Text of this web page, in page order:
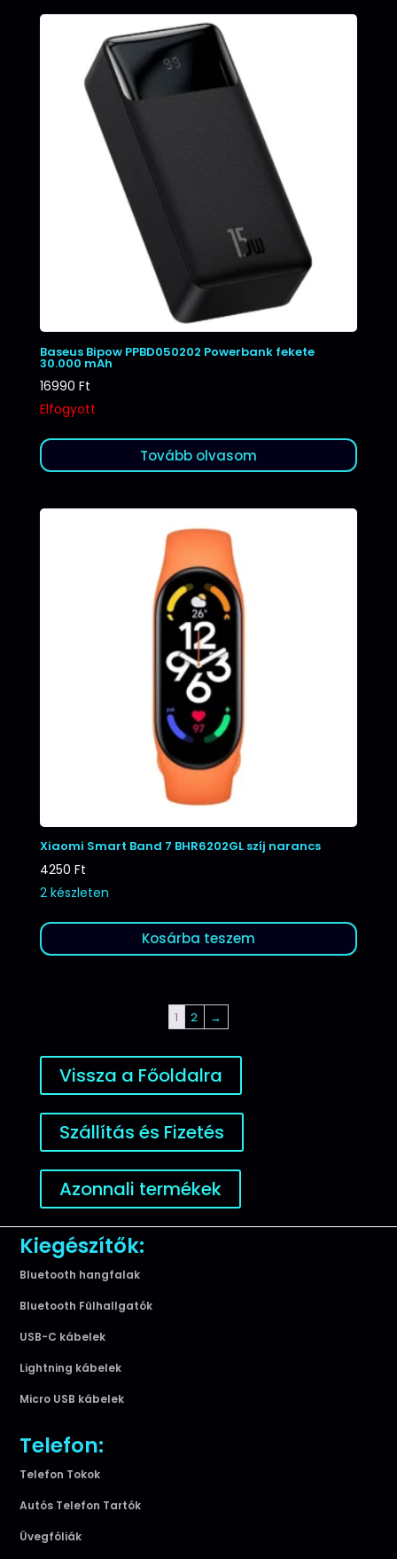
Baseus Bipow PPBD050202 Powerbank fekete
30.000 mAh
16990 Ft
Elfogyott
Tovább olvasom
Xiaomi Smart Band 7 BHR6202GL szíj narancs
4250 Ft
2 készleten
Kosárba teszem
1 2 →
Vissza a Főoldalra
Szállítás és Fizetés
Azonnali termékek
Kiegészítők:
Bluetooth hangfalak
Bluetooth Fülhallgatók
USB-C kábelek
Lightning kábelek
Micro USB kábelek
Telefon:
Telefon Tokok
Autós Telefon Tartók
Üvegfóliák